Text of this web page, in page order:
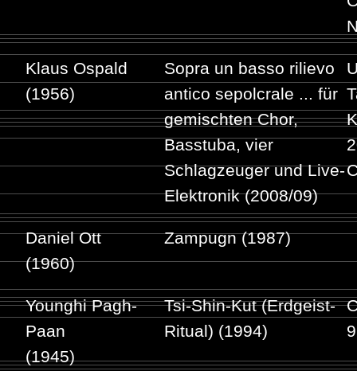
Klaus Ospald
(1956)
Sopra un basso rilievo
antico sepolcrale ... für
gemischten Chor,
Basstuba, vier
Schlagzeuger und Live-
Elektronik (2008/09)
Daniel Ott
(1960)
Zampugn (1987)
Younghi Pagh-
Paan
(1945)
Tsi-Shin-Kut (Erdgeist-
Ritual) (1994)